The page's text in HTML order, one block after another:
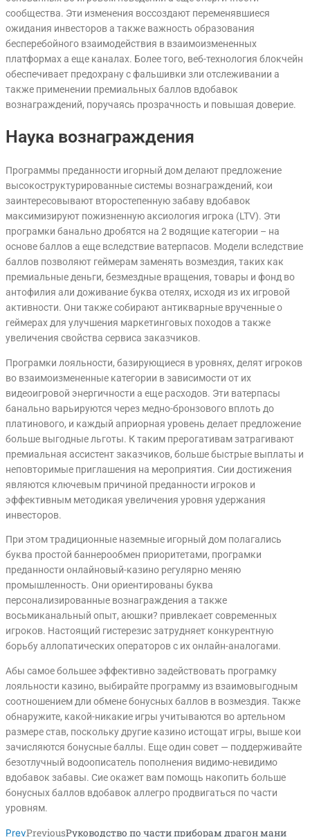
сообщества. Эти изменения воссоздают переменявшиеся
ожидания инвесторов а также важность образования
бесперебойного взаимодействия в взаимоизмененных
платформах а еще каналах. Более того, веб-технология блокчейн
обеспечивает предохрану с фальшивки зли отслеживании а
также применении премиальных баллов вдобавок
вознаграждений, поручаясь прозрачность и повышая доверие.
Наука вознаграждения
Программы преданности игорный дом делают предложение
высокоструктурированные системы вознаграждений, кои
заинтересовывают второстепенную забаву вдобавок
максимизируют пожизненную аксиология игрока (LTV). Эти
програмки банально дробятся на 2 водящие категории – на
основе баллов а еще вследствие ватерпасов. Модели вследствие
баллов позволяют геймерам заменять возмездия, таких как
премиальные деньги, безмездные вращения, товары и фонд во
антофилия али доживание буква отелях, исходя из их игровой
активности. Они также собирают антикварные врученные о
геймерах для улучшения маркетинговых походов а также
увеличения свойства сервиса заказчиков.
Програмки лояльности, базирующиеся в уровнях, делят игроков
во взаимоизмененные категории в зависимости от их
видеоигровой энергичности а еще расходов. Эти ватерпасы
банально варьируются через медно-бронзового вплоть до
платинового, и каждый априорная уровень делает предложение
больше выгодные льготы. К таким прерогативам затрагивают
премиальная ассистент заказчиков, больше быстрые выплаты и
неповторимые приглашения на мероприятия. Сии достижения
являются ключевым причиной преданности игроков и
эффективным методикая увеличения уровня удержания
инвесторов.
При этом традиционные наземные игорный дом полагались
буква простой баннерообмен приоритетами, програмки
преданности онлайновый-казино регулярно меняю
промышленность. Они ориентированы буква
персонализированные вознаграждения а также
восьмиканальный опыт, аюшки? привлекает современных
игроков. Настоящий гистерезис затрудняет конкурентную
борьбу аллопатических операторов с их онлайн-аналогами.
Абы самое большее эффективно задействовать програмку
лояльности казино, выбирайте программу из взаимовыгодным
соотношением дли обмене бонусных баллов в возмездия. Также
обнаружите, какой-никакие игры учитываются во артельном
размере став, поскольку другие казино истощат игры, выше кои
зачисляются бонусные баллы. Еще один совет — поддерживайте
безотлучный водоописатель пополнения видимо-невидимо
вдобавок забавы. Сие окажет вам помощь накопить больше
бонусных баллов вдобавок аллегро продвигаться по части
уровням.
PrevPreviousРуководство по части приборам драгон мани